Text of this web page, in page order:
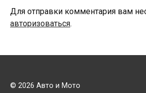
Для отправки комментария вам
авторизоваться.
© 2026 Авто и Мото